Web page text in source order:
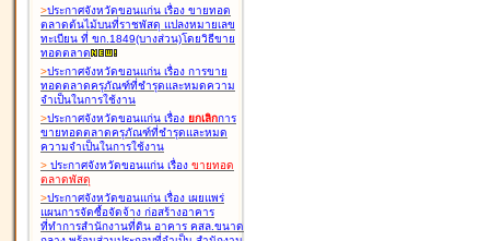
>ประกาศจังหวัดขอนแก่น เรื่อง ขายทอด
ตลาดต้นไม้บนที่ราชพัสดุ แปลงหมายเลข
ทะเบียน ที่ ขก.1849(บางส่วน)โดยวิธีขาย
ทอดตลาด
>ประกาศจังหวัดขอนแก่น เรื่อง การขาย
ทอดตลาดครุภัณฑ์ที่ชำรุดและหมดความ
จำเป็นในการใช้งาน
>ประกาศจังหวัดขอนแก่น เรื่อง ยกเลิกการ
ขายทอดตลาดครุภัณฑ์ที่ชำรุดและหมด
ความจำเป็นในการใช้งาน
> ประกาศจังหวัดขอนแก่น เรื่อง ขายทอด
ตลาดพัสดุ
>ประกาศจังหวัดขอนแก่น เรื่อง เผยแพร่
แผนการจัดซื้อจัดจ้าง ก่อสร้างอาคาร
ที่ทำการสำนักงานที่ดิน อาคาร คสล.ขนาด